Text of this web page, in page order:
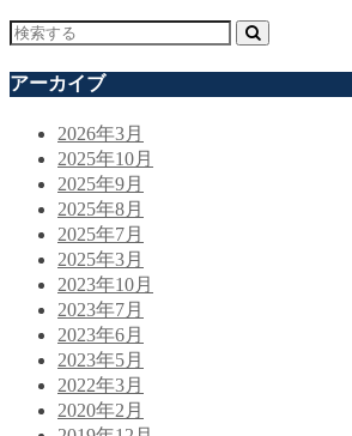
アーカイブ
2026年3月
2025年10月
2025年9月
2025年8月
2025年7月
2025年3月
2023年10月
2023年7月
2023年6月
2023年5月
2022年3月
2020年2月